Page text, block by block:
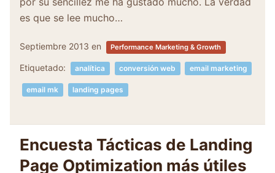
es que se lee mucho…
Septiembre 2013 en Performance Marketing & Growth
Etiquetado: analítica conversión web email marketing
email mk landing pages
Encuesta Tácticas de Landing
Page Optimization más útiles